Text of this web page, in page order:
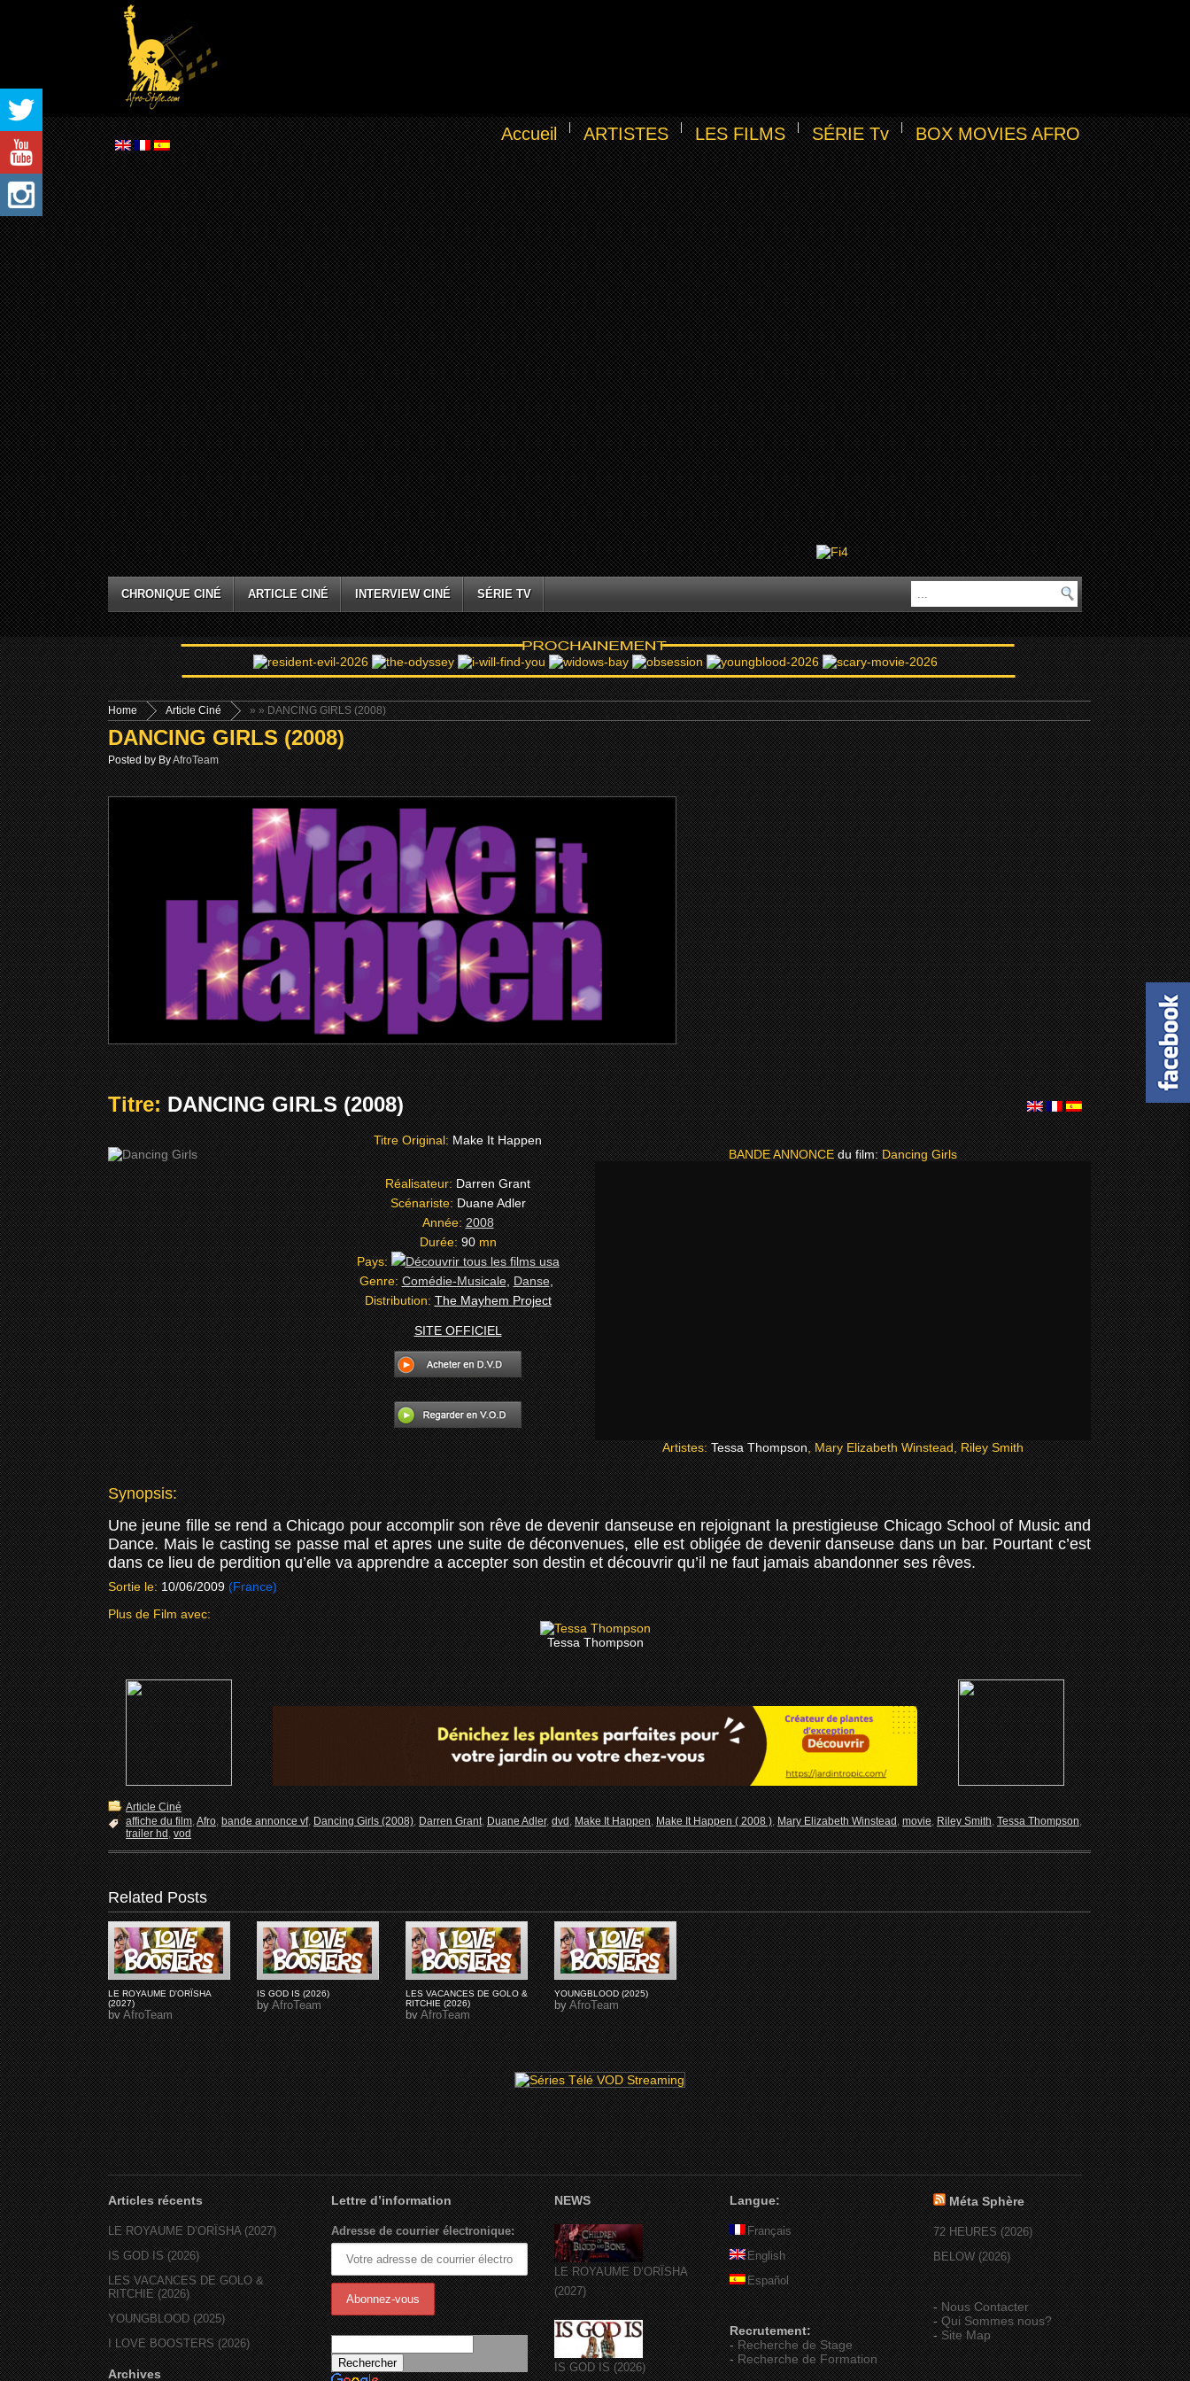
Accueil ARTISTES LES FILMS SÉRIE Tv BOX MOVIES AFRO
CHRONIQUE CINÉ ARTICLE CINÉ INTERVIEW CINÉ SÉRIE TV
Home »
Article Ciné » DANCING GIRLS (2008)
DANCING GIRLS (2008)
Posted by ByAfroTeam
Titre:DANCING GIRLS (2008)
Titre Original:Make It Happen
Réalisateur:Darren Grant
Scénariste:Duane Adler
Année:2008
Durée:90mn
Pays:
Genre:Comédie-Musicale,Danse,
Distribution:The Mayhem Project
SITE OFFICIEL
BANDE ANNONCE du film: Dancing Girls
Artistes:Tessa Thompson, Mary Elizabeth Winstead, Riley Smith
Synopsis:
Une jeune fille se rend a Chicago pour accomplir son rêve de devenir danseuse en rejoignant la prestigieuse Chicago School of Music and
Dance. Mais le casting se passe mal et apres une suite de déconvenues, elle est obligée de devenir danseuse dans un bar. Pourtant c’est
dans ce lieu de perdition qu’elle va apprendre a accepter son destin et découvrir qu’il ne faut jamais abandonner ses rêves.
Sortie le: 10/06/2009 (France)
Plus de Film avec:
Tessa Thompson
Article Ciné
affiche du film,Afro,bande annonce vf,Dancing Girls (2008),Darren Grant,Duane Adler,dvd,Make It Happen,Make It Happen ( 2008 ),Mary Elizabeth Winstead,movie,Riley Smith,Tessa Thompson,
trailer hd,vod
Related Posts
LE ROYAUME D'ORÏSHA
(2027)
byAfroTeam
IS GOD IS (2026)
byAfroTeam
LES VACANCES DE GOLO &
RITCHIE (2026)
byAfroTeam
YOUNGBLOOD (2025)
byAfroTeam
Articles récents
LE ROYAUME D’ORÏSHA (2027)
IS GOD IS (2026)
LES VACANCES DE GOLO &
RITCHIE (2026)
YOUNGBLOOD (2025)
I LOVE BOOSTERS (2026)
Archives
Lettre d’information
Adresse de courrier électronique:
NEWS
LE ROYAUME D’ORÏSHA
(2027)
IS GOD IS (2026)
Langue:
Français
English
Español
Recrutement:
-Recherche de Stage
-Recherche de Formation
Méta Sphère
72 HEURES (2026)
BELOW (2026)
-Nous Contacter
-Qui Sommes nous?
-Site Map